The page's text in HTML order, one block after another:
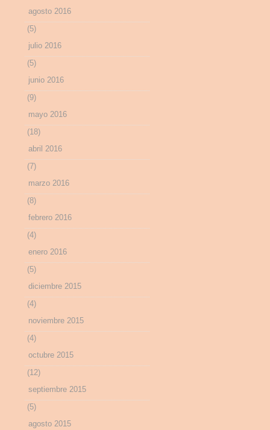
agosto 2016
(5)
julio 2016
(5)
junio 2016
(9)
mayo 2016
(18)
abril 2016
(7)
marzo 2016
(8)
febrero 2016
(4)
enero 2016
(5)
diciembre 2015
(4)
noviembre 2015
(4)
octubre 2015
(12)
septiembre 2015
(5)
agosto 2015